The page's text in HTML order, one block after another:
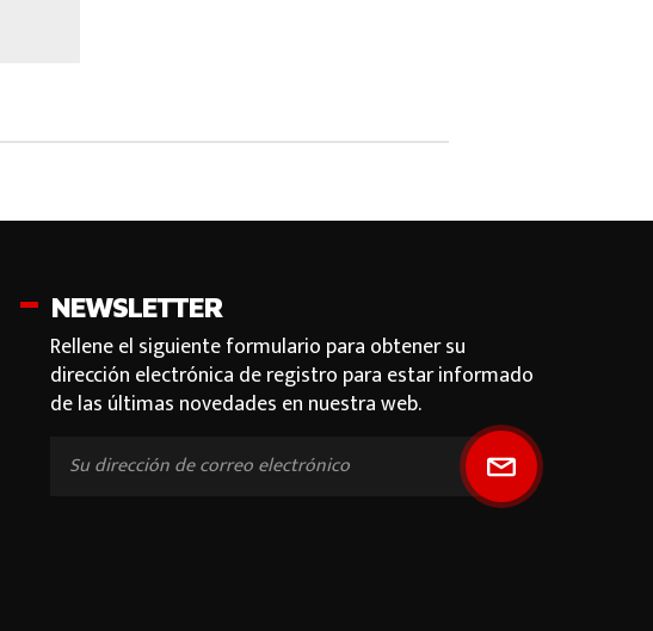
NEWSLETTER
Rellene el siguiente formulario para obtener su
dirección electrónica de registro para estar informado
de las últimas novedades en nuestra web.